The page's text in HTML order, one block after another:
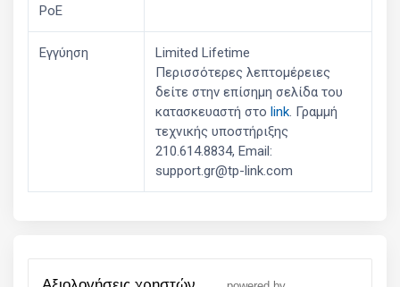
PoE
Εγγύηση
Limited Lifetime
Περισσότερες λεπτομέρειες
δείτε στην επίσημη σελίδα του
κατασκευαστή στο link. Γραμμή
τεχνικής υποστήριξης
210.614.8834, Email:
support.gr@tp-link.com